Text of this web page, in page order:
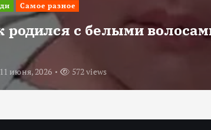
Самое разное
родился с белыми
11 июня, 2026 572 views